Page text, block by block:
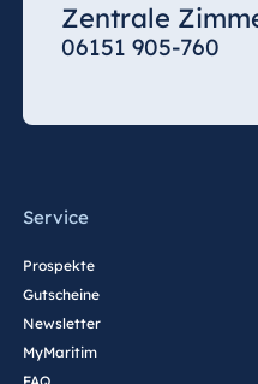
Zentrale
06151 905-760
Service
Prospekte
Gutscheine
Newsletter
MyMaritim